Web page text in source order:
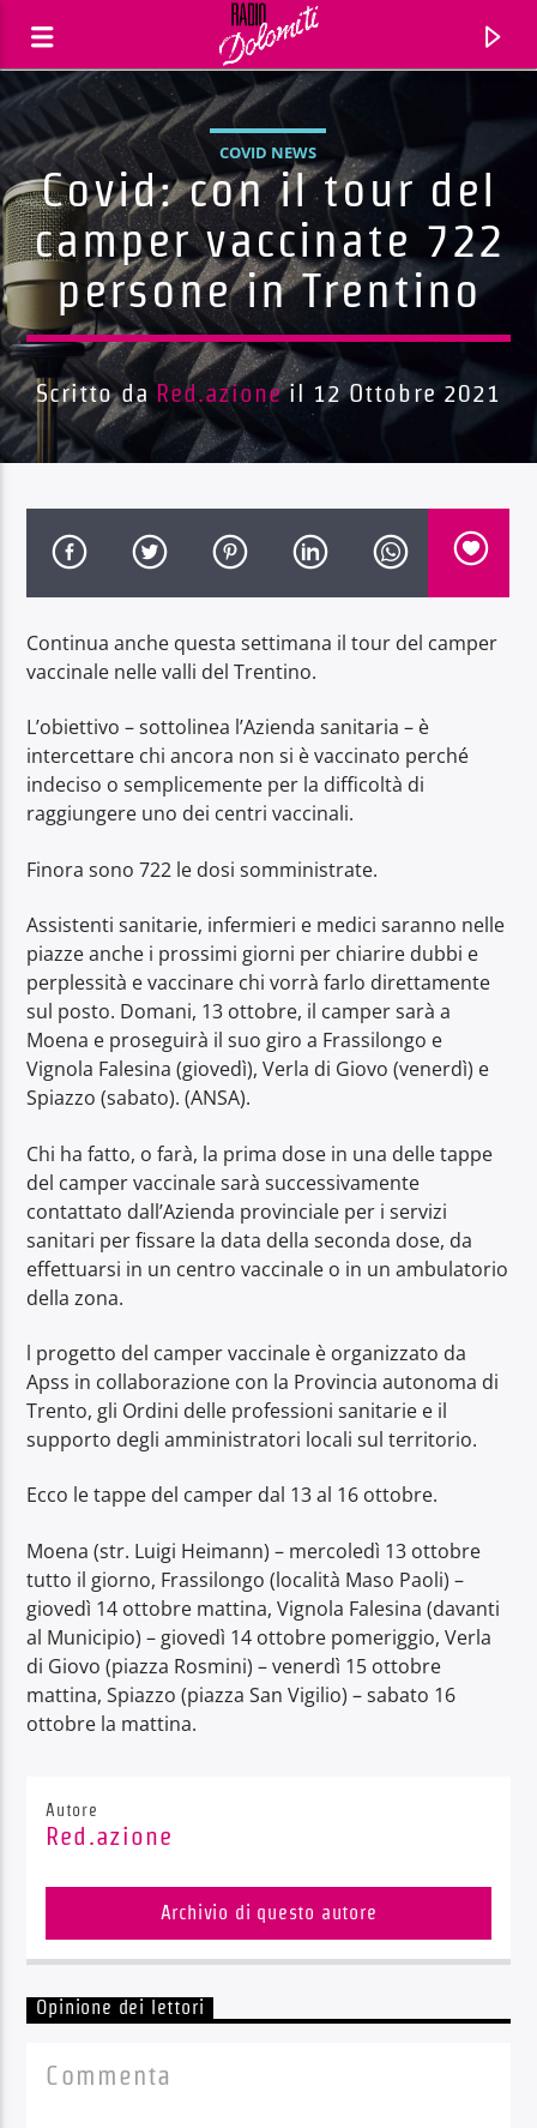
Traccia corrente
COVID NEWS
Covid: con il tour del
camper vaccinate 722
persone in Trentino
Scritto da Red.azioneil 12 Ottobre 2021
Continua anche questa settimana il tour del camper
vaccinale nelle valli del Trentino.
L’obiettivo – sottolinea l’Azienda sanitaria – è
intercettare chi ancora non si è vaccinato perché
indeciso o semplicemente per la difficoltà di
raggiungere uno dei centri vaccinali.
Finora sono 722 le dosi somministrate.
Assistenti sanitarie, infermieri e medici saranno nelle
piazze anche i prossimi giorni per chiarire dubbi e
perplessità e vaccinare chi vorrà farlo direttamente
sul posto. Domani, 13 ottobre, il camper sarà a
Moena e proseguirà il suo giro a Frassilongo e
Vignola Falesina (giovedì), Verla di Giovo (venerdì) e
Spiazzo (sabato). (ANSA).
Chi ha fatto, o farà, la prima dose in una delle tappe
del camper vaccinale sarà successivamente
contattato dall’Azienda provinciale per i servizi
sanitari per fissare la data della seconda dose, da
effettuarsi in un centro vaccinale o in un ambulatorio
della zona.
l progetto del camper vaccinale è organizzato da
Apss in collaborazione con la Provincia autonoma di
Trento, gli Ordini delle professioni sanitarie e il
supporto degli amministratori locali sul territorio.
Ecco le tappe del camper dal 13 al 16 ottobre.
Moena (str. Luigi Heimann) – mercoledì 13 ottobre
tutto il giorno, Frassilongo (località Maso Paoli) –
giovedì 14 ottobre mattina, Vignola Falesina (davanti
al Municipio) – giovedì 14 ottobre pomeriggio, Verla
di Giovo (piazza Rosmini) – venerdì 15 ottobre
mattina, Spiazzo (piazza San Vigilio) – sabato 16
ottobre la mattina.
Autore
Red.azione
Archivio di questo autore
Opinione dei lettori
Commenta